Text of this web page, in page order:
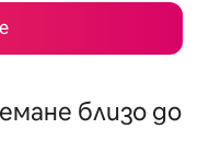
близо до